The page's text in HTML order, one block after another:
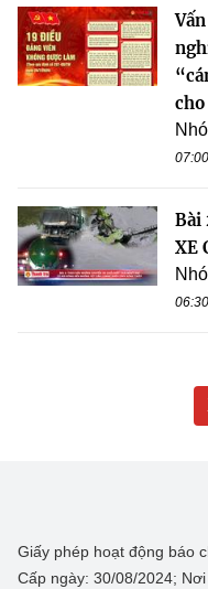
Bài
XE
Giấy phép hoạt động báo
Cấp ngày: 30/08/2024;